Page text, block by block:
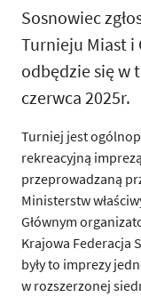
Sosnowiec
Turnieju Miast
odbędzie się w
czerwca 2025r.
Turniej jest
rekreacyjną
przeprowadzaną
Ministerstw
Głównym
Krajowa Federacja
były to imprezy
w rozszerzonej